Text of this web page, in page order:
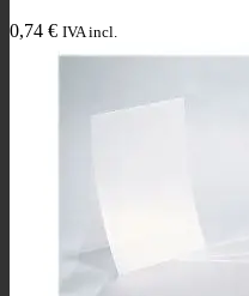
0,74 € IVA incl.